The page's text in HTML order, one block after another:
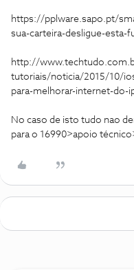
https://pplware.sapo.pt/
sua-carteira-desligue-esta-
http://
tutoriais/noticia/2015/10/
para-melhorar-internet-do-
No caso de isto tudo nao
para o 16990>apoio